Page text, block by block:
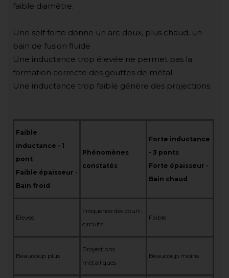
faible diamètre.
Une self forte donne un arc doux, plus chaud, un
bain de fusion fluide
Une inductance trop élevée ne permet pas la
formation correcte des gouttes de métal.
Une inductance trop faible génère des projections.
Faible
inductance - 1
pont
Faible épaisseur -
Bain froid
Phénomènes
constatés
Forte inductance
- 3 ponts
Forte épaisseur -
Bain chaud
Élevée
Fréquence des court-
circuits
Faible
Beaucoup plus
Projections
métalliques
Beaucoup moins